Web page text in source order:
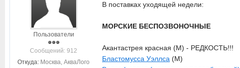
Пользователи
Cообщений: 912
Откуда: Москва, АкваЛого
В поставках уходящей недели:
МОРСКИЕ БЕСПОЗВОНОЧНЫЕ
Акантастрея красная (M) - РЕДКОСТЬ!!!
Бластомусса Уэллса (M)